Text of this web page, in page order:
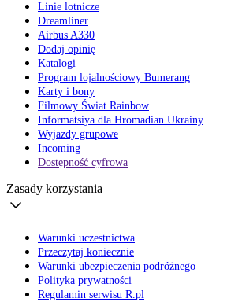
Linie lotnicze
Dreamliner
Airbus A330
Dodaj opinię
Katalogi
Program lojalnościowy Bumerang
Karty i bony
Filmowy Świat Rainbow
Informatsiya dla Hromadian Ukrainy
Wyjazdy grupowe
Incoming
Dostępność cyfrowa
Zasady korzystania
Warunki uczestnictwa
Przeczytaj koniecznie
Warunki ubezpieczenia podróżnego
Polityka prywatności
Regulamin serwisu R.pl